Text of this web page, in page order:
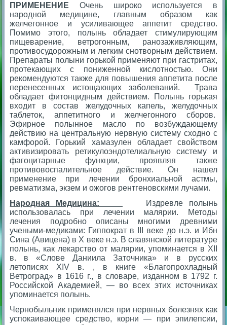
ПРИМЕНЕНИЕ Очень широко используется в
народной медицине, главным образом как
желчегонное и усиливающее аппетит средство.
Помимо этого, полынь обладает стимулирующим
пищеварение, ветрогонным, ранозаживляющим,
противосудорожным и легким снотворным действием.
Препараты полыни горькой применяют при гастритах,
протекающих с пониженной кислотностью. Они
рекомендуются также для повышения аппетита после
перенесенных истощающих заболеваний. Трава
обладает фитонцидным действием. Полынь горькая
входит в состав желудочных капель, желудочных
таблеток, аппетитного и желчегонного сборов.
Эфирное полынное масло по возбуждающему
действию на центральную нервную систему сходно с
камфорой. Горький хамазулен обладает свойством
активизировать ретикулоэндотелиальную систему и
фагоцитарные функции, проявляя также
противовоспалительное действие. Он нашел
применение при лечении бронхиальной астмы,
ревматизма, экзем и ожогов рентгеновскими лучами.
Народная Медицина:
Издревле полынь
использовалась при лечении малярии. Методы
лечения подробно описаны многими древними
учеными-медиками: Гиппократ в III веке до н.э. и Ибн
Сина (Авицена) в Х веке н.э. В славянской литературе
полынь, как лекарство от малярии, упоминается в ХII
в. в «Слове Даниила Заточника» и в русских
летописях XIV в. , в книге «Благопрохладный
Ветроград» в 1616 г., в словаре, изданном в 1792 г.
Российской Академией, — во всех этих источниках
упоминается полынь.
Чернобыльник применялся при нервных болезнях как
успокаивающее средство, корни — при эпилепсии,